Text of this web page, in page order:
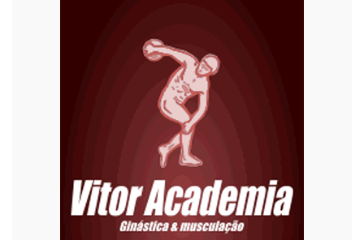
Emprego
Esporte